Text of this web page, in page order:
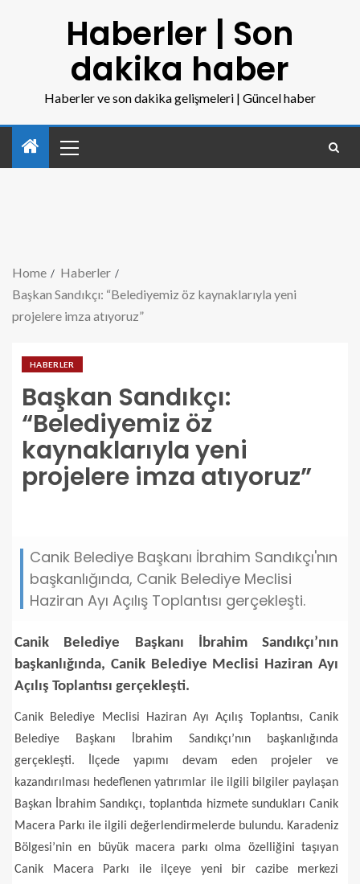
Haberler | Son
dakika haber
Haberler ve son dakika gelişmeleri | Güncel haber
Home
Haberler
Başkan Sandıkçı: “Belediyemiz öz kaynaklarıyla yeni
projelere imza atıyoruz”
HABERLER
Başkan Sandıkçı:
“Belediyemiz öz
kaynaklarıyla yeni
projelere imza atıyoruz”
baskan-sandikci-belediyemiz-oz-kaynaklariyla-yeni-
Canik Belediye Başkanı İbrahim Sandıkçı'nın
başkanlığında, Canik Belediye Meclisi
Haziran Ayı Açılış Toplantısı gerçekleşti.
Canik Belediye Başkanı İbrahim Sandıkçı’nın
başkanlığında, Canik Belediye Meclisi Haziran Ayı
Açılış Toplantısı gerçekleşti.
Canik Belediye Meclisi Haziran Ayı Açılış Toplantısı, Canik
Belediye Başkanı İbrahim Sandıkçı’nın başkanlığında
gerçekleşti. İlçede yapımı devam eden projeler ve
kazandırılması hedeflenen yatırımlar ile ilgili bilgiler paylaşan
Başkan İbrahim Sandıkçı, toplantıda hizmete sundukları Canik
Macera Parkı ile ilgili değerlendirmelerde bulundu. Karadeniz
Bölgesi’nin en büyük macera parkı olma özelliğini taşıyan
Canik Macera Parkı ile ilçeye yeni bir cazibe merkezi